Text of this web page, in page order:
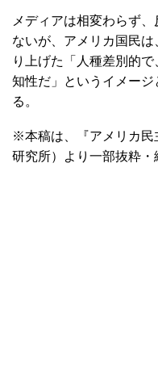
メディアは相変わらず
ないが、アメリカ国民
り上げた「人種差別的
知性だ」というイメー
る。
※本稿は、『アメリカ民
研究所）より一部抜粋・